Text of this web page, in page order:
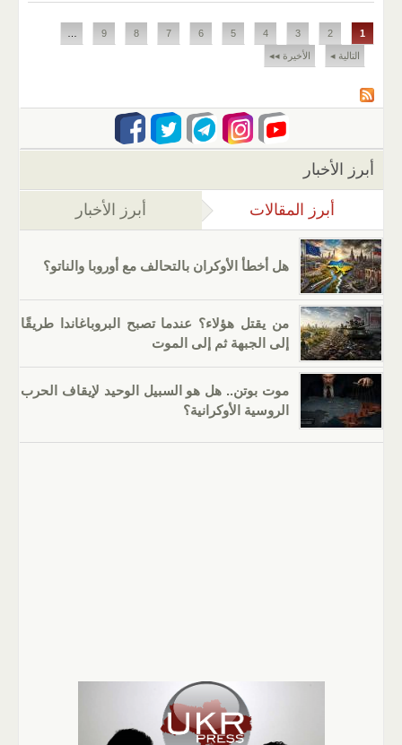
الصفحات
1
2
3
4
5
6
7
8
9
التالية ◂ الأخيرة ◂◂
أبرز الأخبار
أبرز المقالات (علامة التبويب النشطة)
أبرز الأخبار
هل أخطأ الأوكران بالتحالف مع أوروبا والناتو؟
من يقتل هؤلاء؟ عندما تصبح البروباغاندا طريقًا
إلى الجبهة ثم إلى الموت
موت بوتن.. هل هو السبيل الوحيد لإيقاف الحرب
الروسية الأوكرانية؟